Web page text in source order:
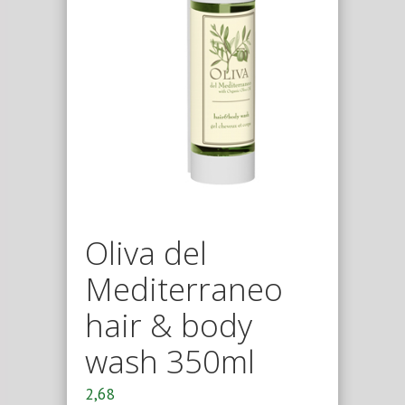
Oliva del
Mediterraneo
hair & body
wash 350ml
2,68